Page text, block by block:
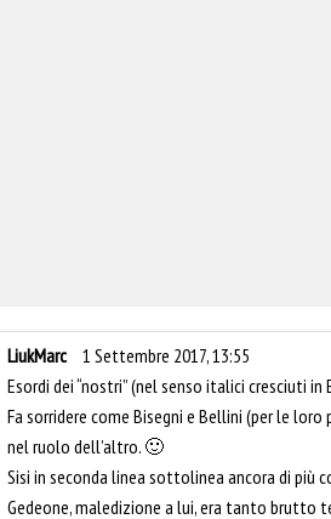
LiukMarc
1 Settembre 2017, 13:55
Esordi dei “nostri” (nel senso italici cresciuti
Fa sorridere come Bisegni e Bellini (per le
nel ruolo dell’altro. 🙂
Sisi in seconda linea sottolinea ancora di più
Gedeone, maledizione a lui, era tanto brutto